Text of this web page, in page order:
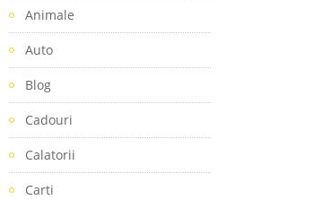
Animale
Auto
Blog
Cadouri
Calatorii
Carti